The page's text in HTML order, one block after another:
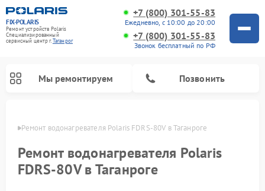
FIX-POLARIS
Ремонт устройств Polaris
Специализированный
cервисный центр г.Таганрог
+7 (800) 301-55-83
Ежедневно, с 10:00 до 20:00
+7 (800) 301-55-83
Звонок бесплатный по РФ
Мы ремонтируем Позвонить
Ремонт водонагревателя Polaris FDRS-80V в Таганроге
Ремонт водонагревателя Polaris
FDRS-80V в Таганроге